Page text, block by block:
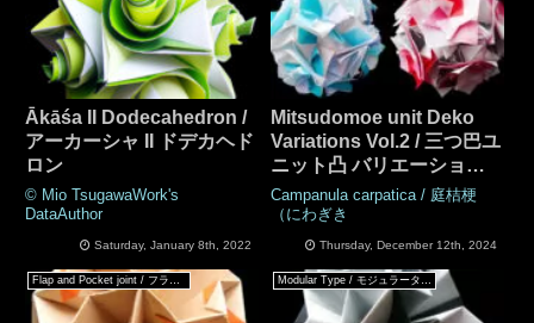
Ākāśa II Dodecahedron /
アーカーシャ II ドデカヘド
ロン
© Mio TsugawaWork's
DataAuthor
Saturday, January 8th, 2022
Mitsudomoe unit Deko
Variations Vol.2 / 三つ巴ユ
ニット凸 バリエーション
Vol.2
Campanula carpatica / 庭桔梗
（にわぎき
Thursday, December 12th, 2024
Flap and Pocket joint / フラップ & ポケットジョイント Modular Type / モジュラータイプ